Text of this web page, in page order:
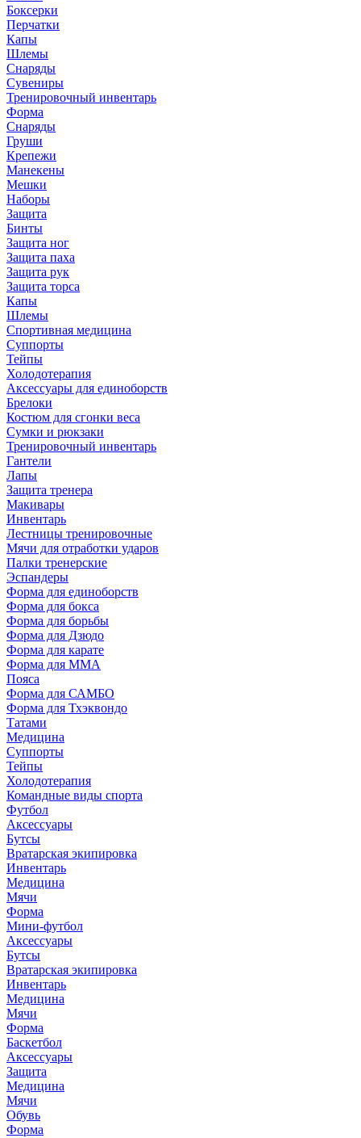
Боксерки
Перчатки
Капы
Шлемы
Снаряды
Сувениры
Тренировочный инвентарь
Форма
Снаряды
Груши
Крепежи
Манекены
Мешки
Наборы
Защита
Бинты
Защита ног
Защита паха
Защита рук
Защита торса
Капы
Шлемы
Спортивная медицина
Суппорты
Тейпы
Холодотерапия
Аксессуары для единоборств
Брелоки
Костюм для сгонки веса
Сумки и рюкзаки
Тренировочный инвентарь
Гантели
Лапы
Защита тренера
Макивары
Инвентарь
Лестницы тренировочные
Мячи для отработки ударов
Палки тренерские
Эспандеры
Форма для единоборств
Форма для бокса
Форма для борьбы
Форма для Дзюдо
Форма для карате
Форма для MMA
Пояса
Форма для САМБО
Форма для Тхэквондо
Татами
Медицина
Суппорты
Тейпы
Холодотерапия
Командные виды спорта
Футбол
Аксессуары
Бутсы
Вратарская экипировка
Инвентарь
Медицина
Мячи
Форма
Мини-футбол
Аксессуары
Бутсы
Вратарская экипировка
Инвентарь
Медицина
Мячи
Форма
Баскетбол
Аксессуары
Защита
Медицина
Мячи
Обувь
Форма